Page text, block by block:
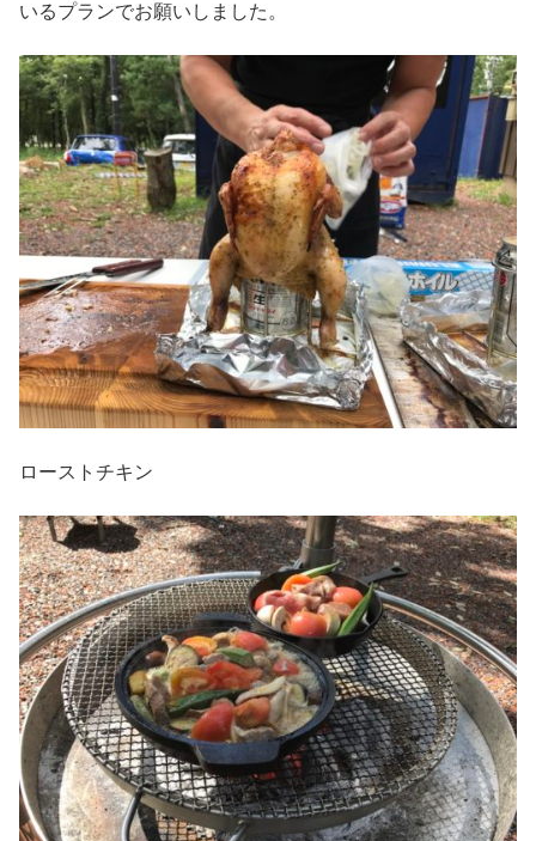
いるプランでお願いしました。
ローストチキン